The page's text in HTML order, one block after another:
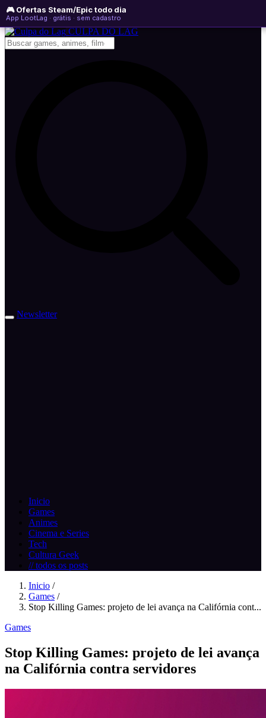
🎮 Ofertas Steam/Epic todo dia
App LootLag · grátis · sem cadastro
quinta-feira, 06 de agosto de 2026
Newsletter
CULPA DO LAG
Newsletter
Inicio
Games
Animes
Cinema e Series
Tech
Cultura Geek
// todos os posts
Inicio /
Games /
Stop Killing Games: projeto de lei avança na Califórnia cont...
Games
Stop Killing Games: projeto de lei avança
na Califórnia contra servidores